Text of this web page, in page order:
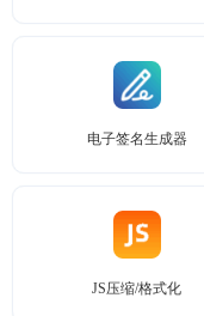
电子签名生成器
JS压缩/格式化